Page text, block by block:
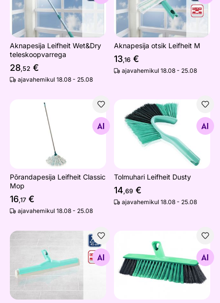
Aknapesija Leifheit Wet&Dry
teleskoopvarrega
28,52 €
ajavahemikul 18.08 - 25.08
Aknapesija otsik Leifheit M
13,16 €
ajavahemikul 18.08 - 25.08
Põrandapesija Leifheit Classic Mop
Põrandapesija Leifheit Classic
Mop
16,17 €
ajavahemikul 18.08 - 25.08
Tolmuhari Leifheit Dusty
Otsi sarnaseid
Tolmuhari Leifheit Dusty
14,69 €
ajavahemikul 18.08 - 25.08
Veekaabits Leifheit Click
Otsi sarnaseid
Universaalne hari
Otsi sarnaseid